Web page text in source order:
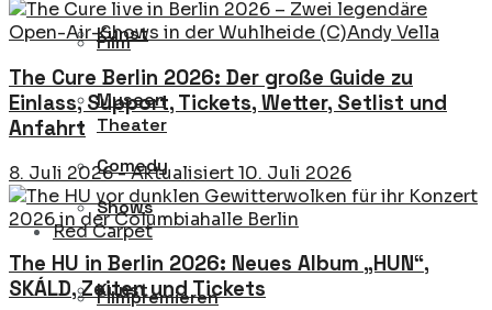
Film
Theater
Shows
Kunst
Kunst
Museen
Comedy
Red Carpet
Filmpremieren
The Cure Berlin 2026: Der große Guide zu
Einlass, Support, Tickets, Wetter, Setlist und
Anfahrt
8. Juli 2026 - Aktualisiert 10. Juli 2026
The HU in Berlin 2026: Neues Album „HUN“,
SKÁLD, Zeiten und Tickets